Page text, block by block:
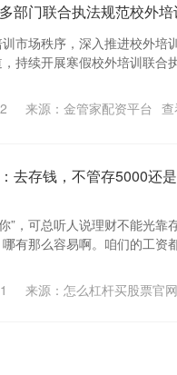
部门联合执法规范校外
市场秩序，深入推进校外培
持续开展寒假校外培训联合
来源：金管家配资平台 查
去存钱，不管存5000还
”，可总听人说理财不能光
有那么容易啊。咱们的工资
来源：怎么杠杆买股票官网